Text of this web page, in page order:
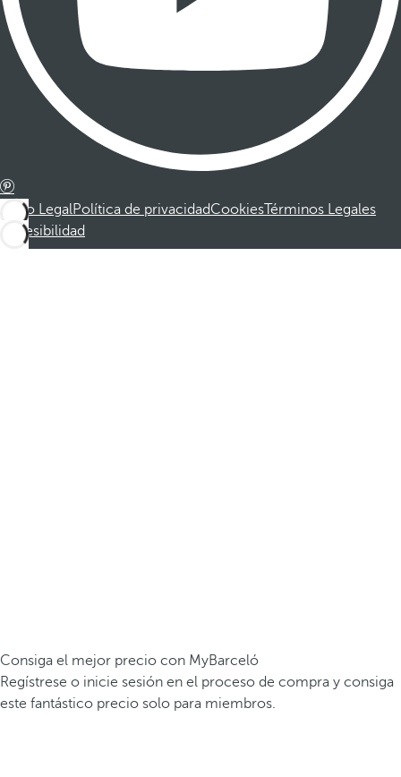
Aviso LegalPolítica de privacidadCookiesTérminos Legales
Accesibilidad
Consiga el mejor precio con MyBarceló
Regístrese o inicie sesión en el proceso de compra y consiga
este fantástico precio solo para miembros.